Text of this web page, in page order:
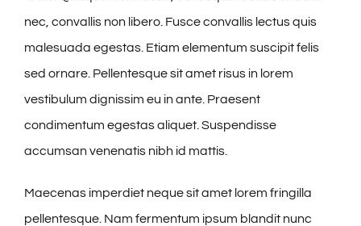
nec, convallis non libero. Fusce convallis lectus quis
malesuada egestas. Etiam elementum suscipit felis
sed ornare. Pellentesque sit amet risus in lorem
vestibulum dignissim eu in ante. Praesent
condimentum egestas aliquet. Suspendisse
accumsan venenatis nibh id mattis.
Maecenas imperdiet neque sit amet lorem fringilla
pellentesque. Nam fermentum ipsum blandit nunc